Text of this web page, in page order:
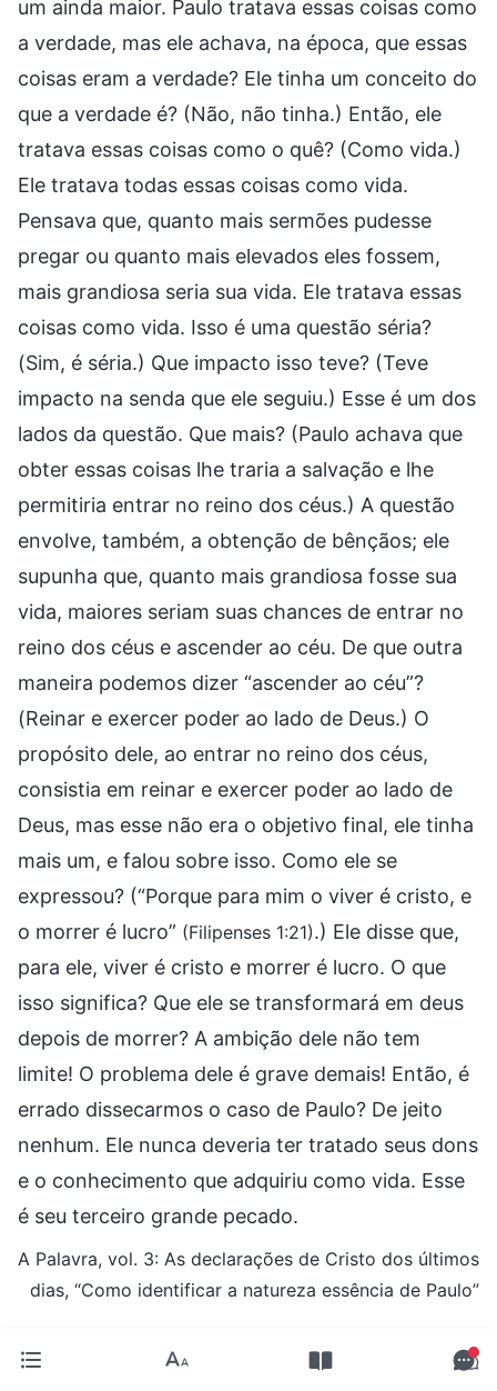
um ainda maior. Paulo tratava essas coisas como
a verdade, mas ele achava, na época, que essas
coisas eram a verdade? Ele tinha um conceito do
que a verdade é? (Não, não tinha.) Então, ele
tratava essas coisas como o quê? (Como vida.)
Ele tratava todas essas coisas como vida.
Pensava que, quanto mais sermões pudesse
pregar ou quanto mais elevados eles fossem,
mais grandiosa seria sua vida. Ele tratava essas
coisas como vida. Isso é uma questão séria?
(Sim, é séria.) Que impacto isso teve? (Teve
impacto na senda que ele seguiu.) Esse é um dos
lados da questão. Que mais? (Paulo achava que
obter essas coisas lhe traria a salvação e lhe
permitiria entrar no reino dos céus.) A questão
envolve, também, a obtenção de bênçãos; ele
supunha que, quanto mais grandiosa fosse sua
vida, maiores seriam suas chances de entrar no
reino dos céus e ascender ao céu. De que outra
maneira podemos dizer “ascender ao céu”?
(Reinar e exercer poder ao lado de Deus.) O
propósito dele, ao entrar no reino dos céus,
consistia em reinar e exercer poder ao lado de
Deus, mas esse não era o objetivo final, ele tinha
mais um, e falou sobre isso. Como ele se
expressou? (“Porque para mim o viver é cristo, e
o morrer é lucro” (Filipenses 1:21).) Ele disse que,
para ele, viver é cristo e morrer é lucro. O que
isso significa? Que ele se transformará em deus
depois de morrer? A ambição dele não tem
limite! O problema dele é grave demais! Então, é
errado dissecarmos o caso de Paulo? De jeito
nenhum. Ele nunca deveria ter tratado seus dons
e o conhecimento que adquiriu como vida. Esse
é seu terceiro grande pecado.
A Palavra, vol. 3: As declarações de Cristo dos últimos
dias, “Como identificar a natureza essência de Paulo”
“Paulo, chamado para ser apóstolo de Jesus